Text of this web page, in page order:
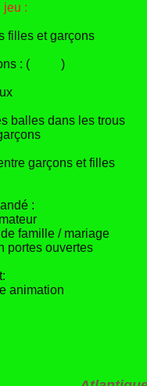
jeu :
filles et garçons
: ( )
balles dans les trous
garçons et filles
:
famille / mariage
portes ouvertes
animation